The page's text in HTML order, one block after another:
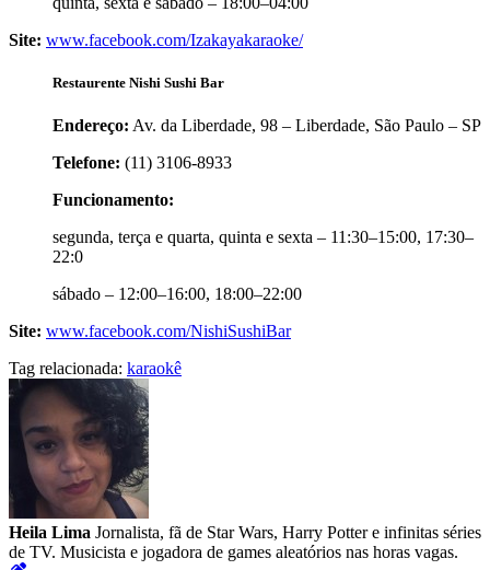
Site: www.facebook.com/Izakayakaraoke/
Restaurente Nishi Sushi Bar
Endereço: Av. da Liberdade, 98 – Liberdade, São Paulo – SP
Telefone: (11) 3106-8933
Funcionamento:
segunda, terça e quarta, quinta e sexta – 11:30–15:00, 17:30–
22:0
sábado – 12:00–16:00, 18:00–22:00
Site: www.facebook.com/NishiSushiBar
Tag relacionada: karaokê
Heila Lima Jornalista, fã de Star Wars, Harry Potter e infinitas séries
de TV. Musicista e jogadora de games aleatórios nas horas vagas.